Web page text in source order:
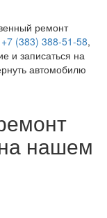
ремонт
+7 (383) 388-51-58,
и записаться на
автомобилю
нашем